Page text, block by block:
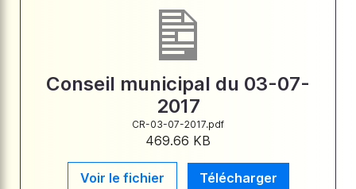
Conseil municipal du 03-07-
2017
CR-03-07-2017.pdf
469.66 KB
Voir le fichier Télécharger